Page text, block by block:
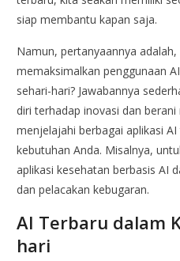
siap membantu kapan saja.
Namun, pertanyaannya
memaksimalkan penggunaan
sehari-hari? Jawabannya
diri terhadap inovasi dan
menjelajahi berbagai aplikasi
kebutuhan Anda. Misalnya,
aplikasi kesehatan berbasis AI
dan pelacakan kebugaran.
AI Terbaru dalam
hari